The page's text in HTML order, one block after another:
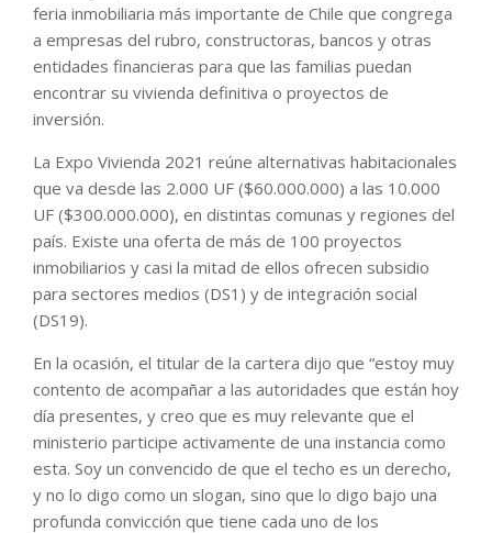
feria inmobiliaria más importante de Chile que congrega
a empresas del rubro, constructoras, bancos y otras
entidades financieras para que las familias puedan
encontrar su vivienda definitiva o proyectos de
inversión.
La Expo Vivienda 2021 reúne alternativas habitacionales
que va desde las 2.000 UF ($60.000.000) a las 10.000
UF ($300.000.000), en distintas comunas y regiones del
país. Existe una oferta de más de 100 proyectos
inmobiliarios y casi la mitad de ellos ofrecen subsidio
para sectores medios (DS1) y de integración social
(DS19).
En la ocasión, el titular de la cartera dijo que “estoy muy
contento de acompañar a las autoridades que están hoy
día presentes, y creo que es muy relevante que el
ministerio participe activamente de una instancia como
esta. Soy un convencido de que el techo es un derecho,
y no lo digo como un slogan, sino que lo digo bajo una
profunda convicción que tiene cada uno de los